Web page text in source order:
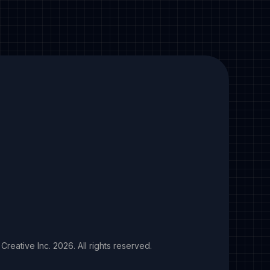
Inc. 2026. All rights reserved.